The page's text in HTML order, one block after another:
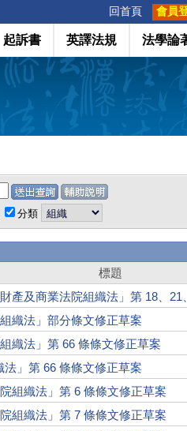
回首頁 會員
起訴書 英譯法規 法學論
分類
標題
產及商業法院組織法」第 18、21
織法」部分條文修正草案
織法」第 66 條條文修正草案
」第 66 條條文修正草案
組織法」第 6 條條文修正草案
組織法」第 7 條條文修正草案